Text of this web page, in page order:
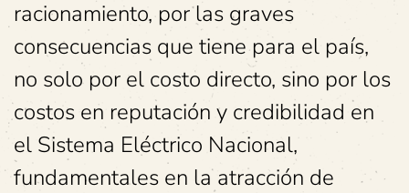
racionamiento, por las graves
consecuencias que tiene para el país,
no solo por el costo directo, sino por los
costos en reputación y credibilidad en
el Sistema Eléctrico Nacional,
fundamentales en la atracción de